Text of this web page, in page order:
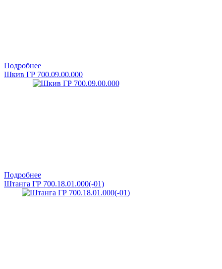
Подробнее
Шкив ГР 700.09.00.000
Подробнее
Штанга ГР 700.18.01.000(-01)